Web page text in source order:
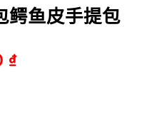
鳄鱼皮手提包
₫